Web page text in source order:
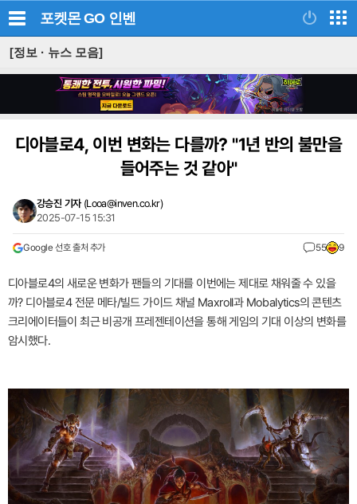
포켓몬 GO 인벤
[정보 · 뉴스 모음]
디아블로4, 이번 변화는 다를까? "1년 반의 불만을
들어주는 것 같아"
강승진 기자 (Looa@inven.co.kr)
2025-07-15 15:31
Google 선호 출처 추가 55 9
디아블로4의 새로운 변화가 팬들의 기대를 이번에는 제대로 채워줄 수 있을
까? 디아블로4 전문 메타/빌드 가이드 채널 Maxroll과 Mobalytics의 콘텐츠
크리에이터들이 최근 비공개 프레젠테이션을 통해 게임의 기대 이상의 변화를
암시했다.